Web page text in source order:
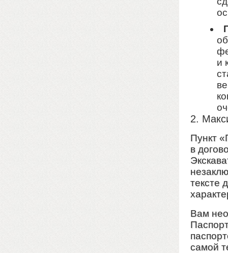
и
2.
Пункт
в
тексте
Вам
самой